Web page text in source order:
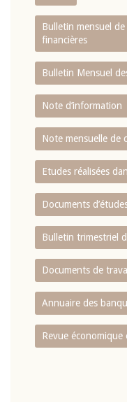
Bulletin mensuel
financières
Bulletin Mensuel
Note d’information
Note mensuelle de
Etudes réalisées
Documents
Bulletin trimestriel
Documents de
Annuaire des
Revue